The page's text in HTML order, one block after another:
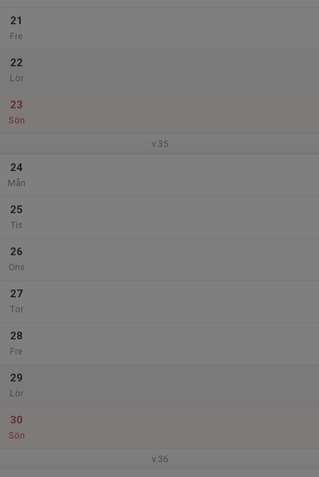
21
Fre
22
Lör
23
Sön
v.35
24
Mån
25
Tis
26
Ons
27
Tor
28
Fre
29
Lör
30
Sön
v.36